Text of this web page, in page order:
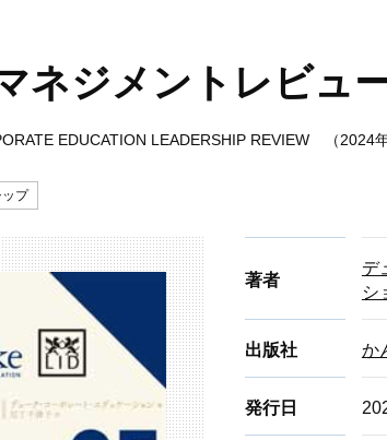
ネジメントレビュ
EDUCATION LEADERSHIP REVIEW （2024年
ップ
著者
デ
シ
出版社 か
発行日